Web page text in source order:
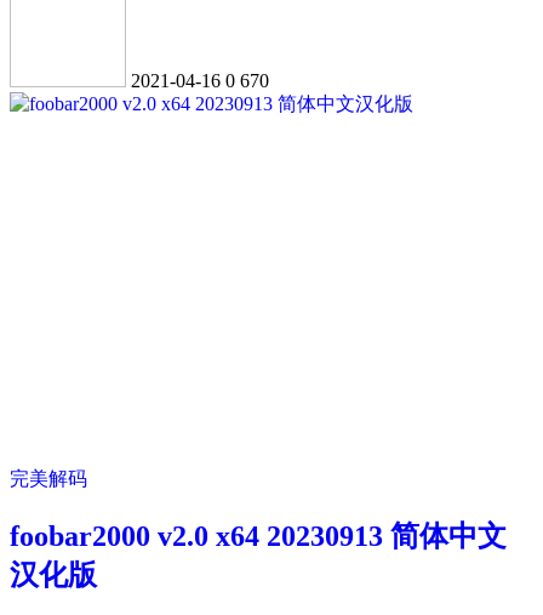
2021-04-16 0 670
完美解码
foobar2000 v2.0 x64 20230913 简体中文
汉化版